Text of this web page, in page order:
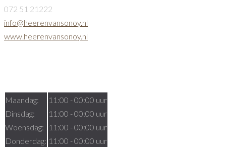
072 51 21222
info@heerenvansonoy.nl
www.heerenvansonoy.nl
Maandag:
Dinsdag:
Woensdag:
Donderdag:
11:00 - 00:00 uur
11:00 - 00:00 uur
11:00 - 00:00 uur
11:00 - 00:00 uur